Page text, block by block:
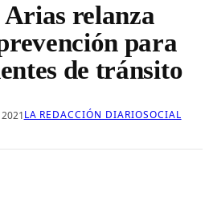
relanza
para
de tránsito
LA REDACCIÓN DIARIOSOCIAL